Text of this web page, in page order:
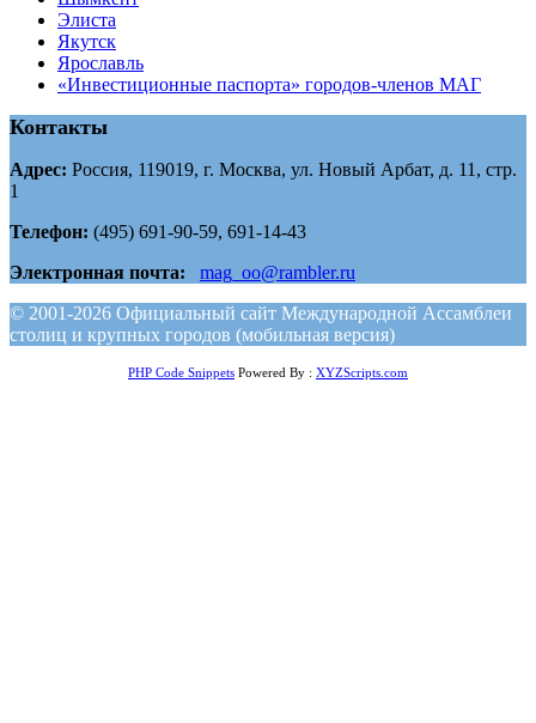
Элиста
Якутск
Ярославль
«Инвестиционные паспорта» городов-членов МАГ
Контакты
Адрес: Россия, 119019, г. Москва, ул. Новый Арбат, д. 11, стр.
1
Телефон: (495) 691-90-59, 691-14-43
Электронная почта:
mag_oo@rambler.ru
© 2001-2026 Официальный сайт Международной Ассамблеи
столиц и крупных городов (мобильная версия)
PHP Code Snippets Powered By : XYZScripts.com